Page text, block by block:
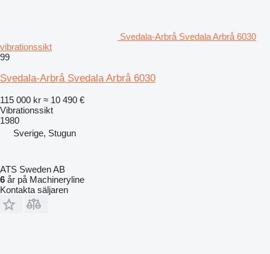
Svedala-Arbrå Svedala Arbrå 6030
vibrationssikt
99
Svedala-Arbrå Svedala Arbrå 6030
115 000 kr ≈ 10 490 €
Vibrationssikt
1980
Sverige, Stugun
ATS Sweden AB
6 år på Machineryline
Kontakta säljaren